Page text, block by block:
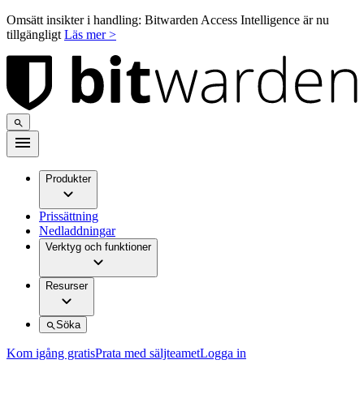
Omsätt insikter i handling: Bitwarden Access Intelligence är nu
tillgängligt Läs mer >
Produkter
Prissättning
Nedladdningar
Verktyg och funktioner
Resurser
Söka
Kom igång gratisPrata med säljteametLogga in